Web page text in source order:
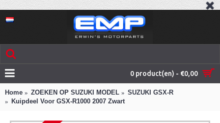
0 product(en) - €0,00
Home ZOEKEN OP SUZUKI MODEL
SUZUKI GSX-R
Kuipdeel Voor GSX-R1000 2007 Zwart